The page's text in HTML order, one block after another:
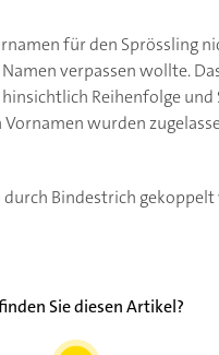
für den Sprössling
verpassen wollte.
Reihenfolge und
wurden
Bindestrich
Sie diesen Artikel?